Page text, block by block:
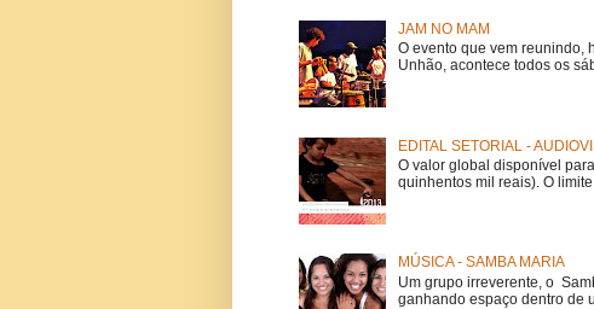
JAM NO MAM
O evento que vem reunindo,
Unhão, acontece todos os
EDITAL SETORIAL -
O valor global disponível
quinhentos mil reais). O
MÚSICA - SAMBA MARIA
Um grupo irreverente, o
ganhando espaço dentro de